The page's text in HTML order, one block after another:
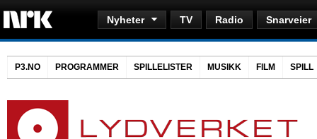
Nyheter TV Radio Snarveier
P3.NO PROGRAMMER SPILLELISTER MUSIKK FILM SPILL